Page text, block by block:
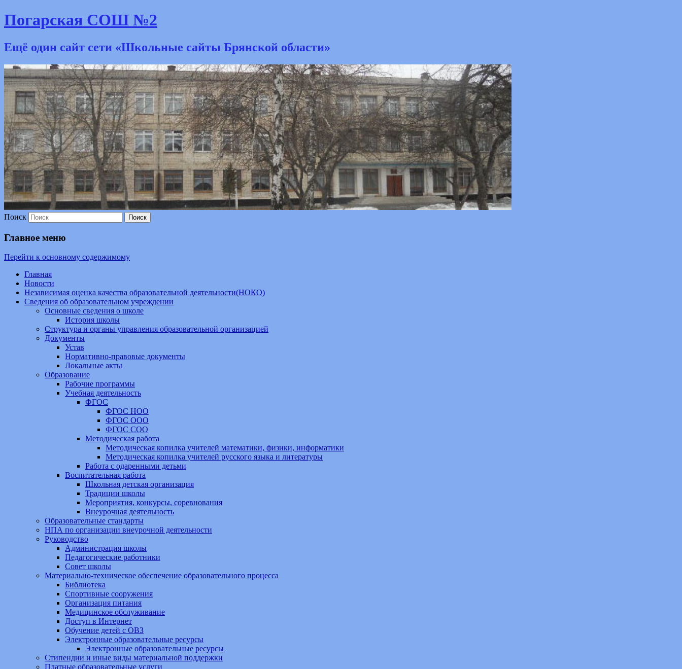
Погарская СОШ №2
Ещё один сайт сети «Школьные сайты Брянской области»
Поиск
Главное меню
Перейти к основному содержимому
Главная
Новости
Независимая оценка качества образовательной деятельности(НОКО)
Сведения об образовательном учреждении
Основные сведения о школе
История школы
Структура и органы управления образовательной организацией
Документы
Устав
Нормативно-правовые документы
Локальные акты
Образование
Рабочие программы
Учебная деятельность
ФГОС
ФГОС НОО
ФГОС ООО
ФГОС СОО
Методическая работа
Методическая копилка учителей математики, физики, информатики
Методическая копилка учителей русского языка и литературы
Работа с одаренными детьми
Воспитательная работа
Школьная детская организация
Традиции школы
Мероприятия, конкурсы, соревнования
Внеурочная деятельность
Образовательные стандарты
НПА по организации внеурочной деятельности
Руководство
Администрация школы
Педагогические работники
Совет школы
Материально-техническое обеспечение образовательного процесса
Библиотека
Спортивные сооружения
Организация питания
Медицинское обслуживание
Доступ в Интернет
Обучение детей с ОВЗ
Электронные образовательные ресурсы
Электронные образовательные ресурсы
Стипендии и иные виды материальной поддержки
Платные образовательные услуги